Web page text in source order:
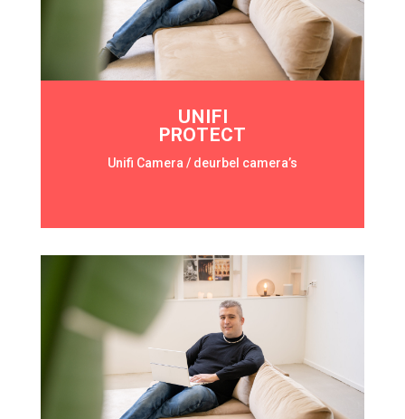
UNIFI
PROTECT
Unifi Camera / deurbel camera’s